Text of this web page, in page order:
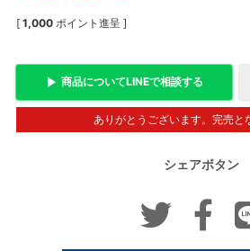
[ 1,000 ポイント進呈 ]
商品についてLINEで相談する
ありがとうございます。完売と
シェアボタン